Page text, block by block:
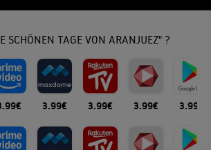
SCHÖNEN TAGE VON ARANJUEZ" ?
3.99€ 3.99€ 3.99€ 3.99€